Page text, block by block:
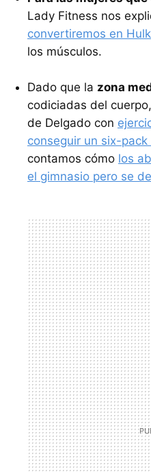
Lady Fitness nos
convertiremos en Hulk
los músculos.
Dado que la zona
codiciadas del
de Delgado con
conseguir un six-
contamos cómo los
el gimnasio pero se